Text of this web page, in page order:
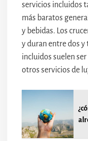
servicios incluidos
más baratos
y bebidas. Los
y duran entre dos y
incluidos suelen
otros servicios de